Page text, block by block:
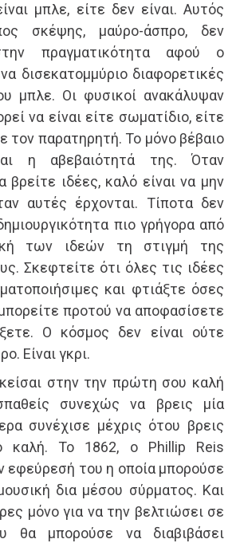
μπλε, είτε δεν είναι. Αυτός
σκέψης, μαύρο-άσπρο, δεν
πραγματικότητα αφού ο
δισεκατομμύριο διαφορετικές
μπλε. Οι φυσικοί ανακάλυψαν
να είναι είτε σωματίδιο, είτε
τον παρατηρητή. Το μόνο βέβαιο
η αβεβαιότητά της. Όταν
βρείτε ιδέες, καλό είναι να μην
αυτές έρχονται. Τίποτα δεν
πιο γρήγορα από
των ιδεών τη στιγμή της
Σκεφτείτε ότι όλες τις ιδέες
και φτιάξτε όσες
προτού να αποφασίσετε
Ο κόσμος δεν είναι ούτε
Είναι γκρι.
στην την πρώτη σου καλή
συνεχώς να βρεις μία
συνέχισε μέχρις ότου βρεις
καλή. Το 1862, ο Phillip Reis
εφεύρεσή του η οποία μπορούσε
δια μέσου σύρματος. Και
μόνο για να την βελτιώσει σε
θα μπορούσε να διαβιβάσει